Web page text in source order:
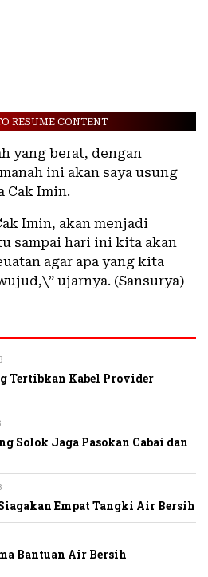
RESUME CONTENT
yang berat, dengan
ini akan saya usung
Cak Imin.
Imin, akan menjadi
sampai hari ini kita akan
agar apa yang kita
ujarnya. (Sansurya)
Tertibkan Kabel Provider
Solok Jaga Pasokan Cabai dan
Empat Tangki Air Bersih
Bantuan Air Bersih